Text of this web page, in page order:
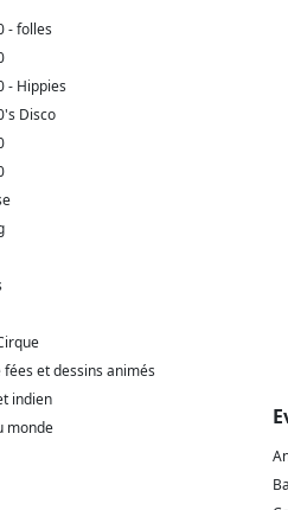
- folles
- Hippies
Disco
fées et dessins animés
indien
monde